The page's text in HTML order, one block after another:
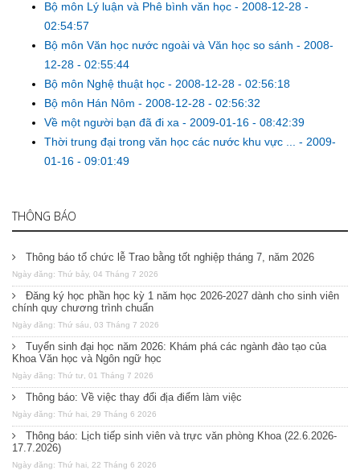
Bộ môn Lý luận và Phê bình văn học - 2008-12-28 -
02:54:57
Bộ môn Văn học nước ngoài và Văn học so sánh - 2008-
12-28 - 02:55:44
Bộ môn Nghệ thuật học - 2008-12-28 - 02:56:18
Bộ môn Hán Nôm - 2008-12-28 - 02:56:32
Về một người bạn đã đi xa - 2009-01-16 - 08:42:39
Thời trung đại trong văn học các nước khu vực ... - 2009-
01-16 - 09:01:49
THÔNG BÁO
Thông báo tổ chức lễ Trao bằng tốt nghiệp tháng 7, năm 2026
Ngày đăng: Thứ bảy, 04 Tháng 7 2026
Đăng ký học phần học kỳ 1 năm học 2026-2027 dành cho sinh viên
chính quy chương trình chuẩn
Ngày đăng: Thứ sáu, 03 Tháng 7 2026
Tuyển sinh đại học năm 2026: Khám phá các ngành đào tạo của
Khoa Văn học và Ngôn ngữ học
Ngày đăng: Thứ tư, 01 Tháng 7 2026
Thông báo: Về việc thay đổi địa điểm làm việc
Ngày đăng: Thứ hai, 29 Tháng 6 2026
Thông báo: Lịch tiếp sinh viên và trực văn phòng Khoa (22.6.2026-
17.7.2026)
Ngày đăng: Thứ hai, 22 Tháng 6 2026